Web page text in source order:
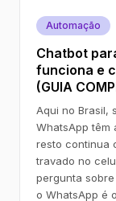
Automação
Chatbot
funciona e
(GUIA
Aqui no Brasil,
WhatsApp têm
resto continua
travado no
pergunta
o WhatsApp é